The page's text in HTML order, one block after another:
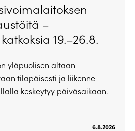
–
19.–26.8.
yläpuolisen altaan
tilapäisesti ja liikenne
keskeytyy päiväsaikaan.
6.8.2026